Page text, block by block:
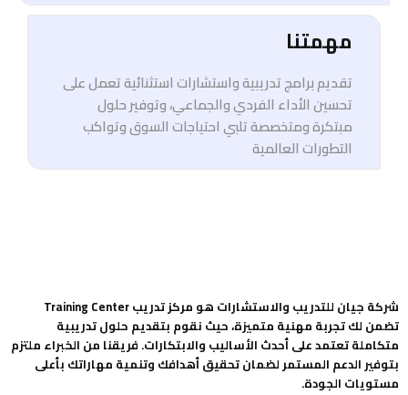
مهمتنا
تقديم برامج تدريبية واستشارات استثنائية تعمل على
تحسين الأداء الفردي والجماعي، وتوفير حلول
مبتكرة ومتخصصة تلبي احتياجات السوق وتواكب
التطورات العالمية
شركة جيان للتدريب والاستشارات هو مركز تدريب Training Center
تضمن لك تجربة مهنية متميزة، حيث نقوم بتقديم حلول تدريبية
متكاملة تعتمد على أحدث الأساليب والابتكارات. فريقنا من الخبراء ملتزم
بتوفير الدعم المستمر لضمان تحقيق أهدافك وتنمية مهاراتك بأعلى
مستويات الجودة.